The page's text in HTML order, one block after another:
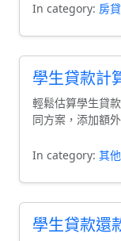
In category: 房
學生貸款計
輕鬆估算學生貸
同方案，添加額
In category: 其
學生貸款還